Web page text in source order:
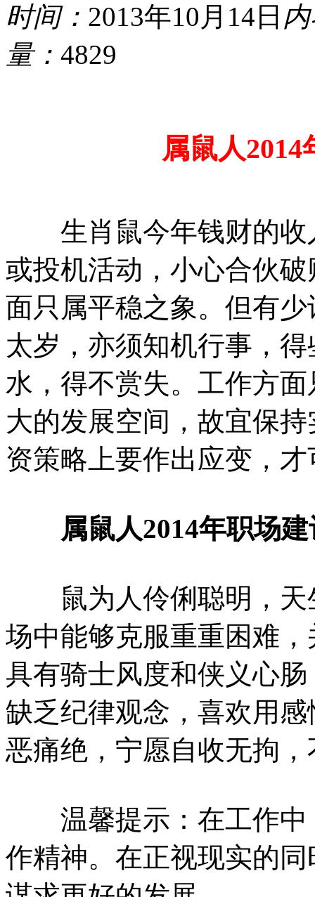
时间： 2013年10月14日
量： 4829
属鼠人2014
生肖鼠今年钱财的收
或投机活动，小心合伙
面只属平稳之象。但有
太岁，亦须知机行事，
水，得不赏失。工作方
大的发展空间，故宜保
资策略上要作出应变，
属鼠人2014年职场建
鼠为人伶俐聪明，天
场中能够克服重重困难
具有骑士风度和侠义心
缺乏纪律观念，喜欢用
恶痛绝，宁愿自收无拘
温馨提示：在工作中
作精神。在正视现实的